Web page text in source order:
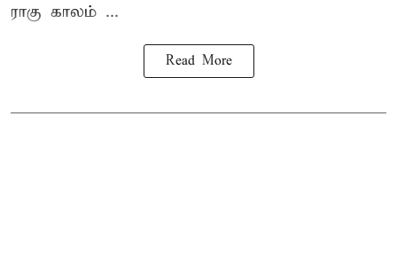
ராகு காலம் ...
Read More